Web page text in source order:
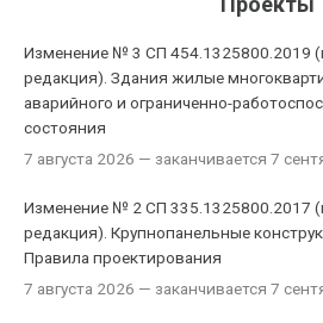
Изменение № 3 СП 454.1325800.2019
редакция). Здания жилые
аварийного и ограниченно-
состояния
7 августа 2026 — заканчивается 7
Изменение № 2 СП 335.1325800.2017
редакция). Крупнопанельные
Правила проектирования
7 августа 2026 — заканчивается 7